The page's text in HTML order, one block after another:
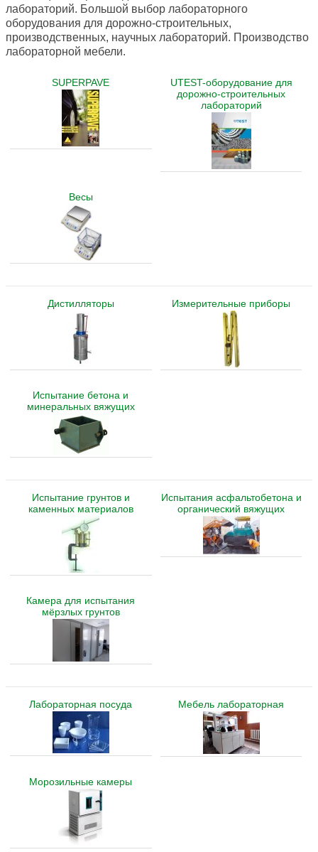
лабораторий. Большой выбор лабораторного
оборудования для дорожно-строительных,
производственных, научных лабораторий. Производство
лабораторной мебели.
SUPERPAVE
UTEST-оборудование для
дорожно-строительных
лабораторий
Весы
Дистилляторы Измерительные приборы
Испытание бетона и
минеральных вяжущих
Испытание грунтов и
каменных материалов
Испытания асфальтобетона и
органический вяжущих
Камера для испытания
мёрзлых грунтов
Лабораторная посуда Мебель лабораторная
Морозильные камеры